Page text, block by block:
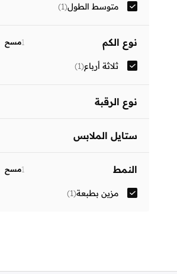
متوسط الطول(
1
)
نوع الكم 1مسح
ثلاثة أرباع(
1
)
نوع الرقبة
ستايل الملابس
النمط 1مسح
مزين بطبعة(
1
)